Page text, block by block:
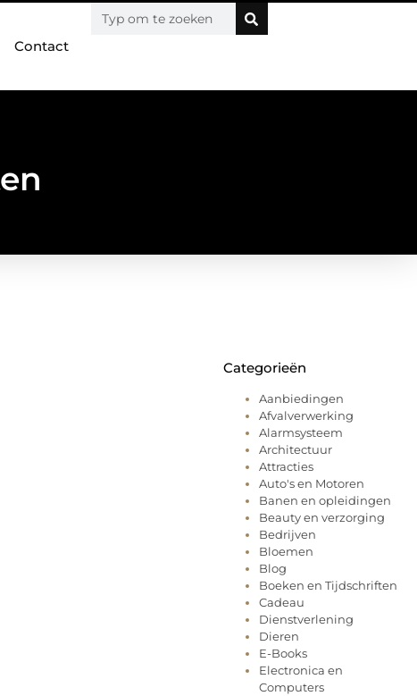
Contact
Categorieën
Aanbiedingen
Afvalverwerking
Alarmsysteem
Architectuur
Attracties
Auto's en Motoren
Banen en opleidingen
Beauty en verzorging
Bedrijven
Bloemen
Blog
Boeken en Tijdschriften
Cadeau
Dienstverlening
Dieren
E-Books
Electronica en
Computers